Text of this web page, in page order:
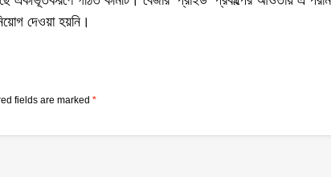
দেওয়া হয়নি।
fields are marked *